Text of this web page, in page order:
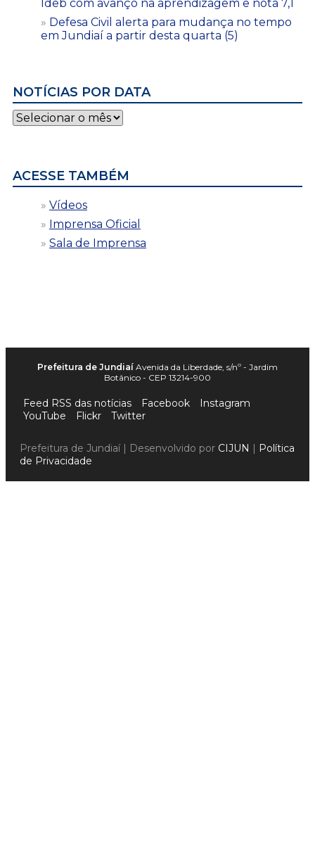
Ideb com avanço na aprendizagem e nota 7,1
Defesa Civil alerta para mudança no tempo
em Jundiaí a partir desta quarta (5)
NOTÍCIAS POR DATA
Notícias
por
ACESSE TAMBÉM
Vídeos
Imprensa Oficial
Sala de Imprensa
Prefeitura de Jundiaí Avenida da Liberdade, s/nº - Jardim
Botânico - CEP 13214-900
Feed RSS das notícias Facebook
Instagram
YouTube
Flickr Twitter
Prefeitura de Jundiaí | Desenvolvido por CIJUN | Política
de Privacidade